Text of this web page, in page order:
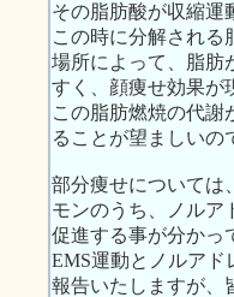
その脂肪酸が収縮運
この時に分解される
場所によって、脂肪
すく、顔痩せ効果が
この脂肪燃焼の代謝
ることが望ましいの
部分痩せについては
モンのうち、ノルア
促進する事が分かっ
EMS運動とノルア
報告いたしますが、